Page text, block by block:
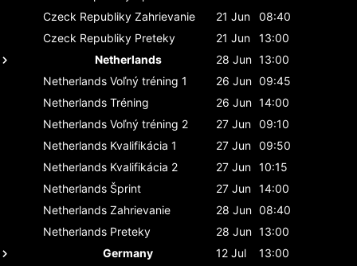
Czeck Republiky Zahrievanie 21 Jun
08:40
Czeck Republiky Preteky 21 Jun
13:00
Netherlands
28 Jun 13:00
Netherlands Voľný tréning 1 26 Jun 09:45
Netherlands Tréning 26 Jun 14:00
Netherlands Voľný tréning 2 27 Jun 09:10
Netherlands Kvalifikácia 1 27 Jun 09:50
Netherlands Kvalifikácia 2 27 Jun 10:15
Netherlands Šprint 27 Jun 14:00
Netherlands Zahrievanie 28 Jun 08:40
Netherlands Preteky 28 Jun 13:00
Germany
12 Jul
13:00